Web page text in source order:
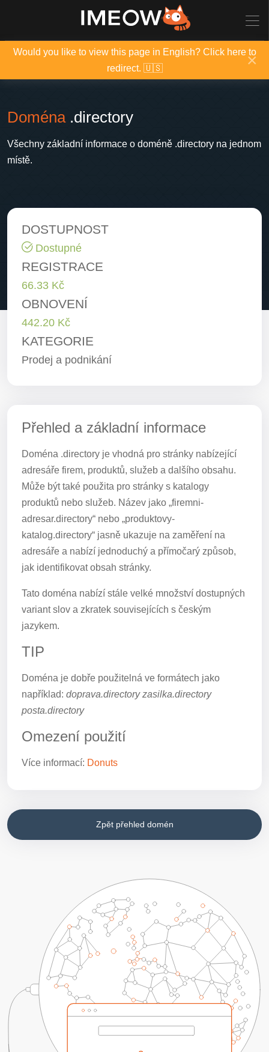
Would you like to view this page in English? Click here to
redirect. 🇺🇸
×
Doména.directory
Všechny základní informace o doméně .directory na jednom
místě.
DOSTUPNOST
Dostupné
REGISTRACE
66.33 Kč
OBNOVENÍ
442.20 Kč
KATEGORIE
Prodej a podnikání
Přehled a základní informace
Doména .directory je vhodná pro stránky nabízející
adresáře firem, produktů, služeb a dalšího obsahu.
Může být také použita pro stránky s katalogy
produktů nebo služeb. Název jako „firemni-
adresar.directory“ nebo „produktovy-
katalog.directory“ jasně ukazuje na zaměření na
adresáře a nabízí jednoduchý a přímočarý způsob,
jak identifikovat obsah stránky.
Tato doména nabízí stále velké množství dostupných
variant slov a zkratek souvisejících s českým
jazykem.
TIP
Doména je dobře použitelná ve formátech jako
například: doprava.directory zasilka.directory
posta.directory
Omezení použití
Více informací: Donuts
Zpět přehled domén